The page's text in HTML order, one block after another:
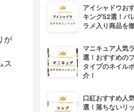
が
ス
アイシャドウお
キング52選！パ
ラメ入り商品を
マニキュア人気
選！おすすめの
タイプのネイル
介！
口紅おすすめ人
選！落ちないリ